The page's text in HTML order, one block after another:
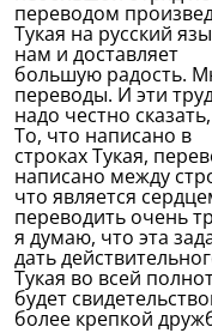
переводом
Тукая на русский
нам и доставляет
большую радость.
переводы. И эти
надо честно
То, что написано в
строках Тукая,
написано между
что является
переводить очень
я думаю, что эта
дать
Тукая во всей
будет
более крепкой